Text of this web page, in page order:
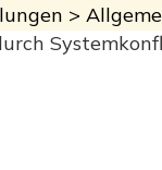
>